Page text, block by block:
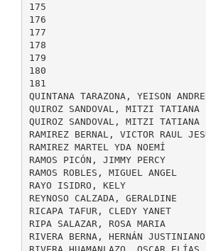
175
176
177
178
179
180
181
QUINTANA TARAZONA, YEISON
QUIROZ SANDOVAL, MITZI TATIANA
QUIROZ SANDOVAL, MITZI TATIANA
RAMIREZ BERNAL, VICTOR RAUL
RAMIREZ MARTEL YDA NOEMÍ
RAMOS PICÓN, JIMMY PERCY
RAMOS ROBLES, MIGUEL ANGEL
RAYO ISIDRO, KELY
REYNOSO CALZADA, GERALDINE
RICAPA TAFUR, CLEDY YANET
RIPA SALAZAR, ROSA MARIA
RIVERA BERNA, HERNÁN JUSTINIANO
RIVERA HUAMANLAZO, OSCAR ELÍAS